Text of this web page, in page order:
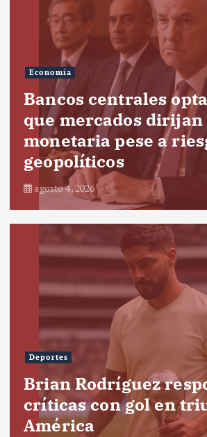
Economía
Bancos centrales
que mercados
monetaria pese a
geopolíticos
agosto 4, 2026
Deportes
Brian Rodríguez
críticas con gol en
América